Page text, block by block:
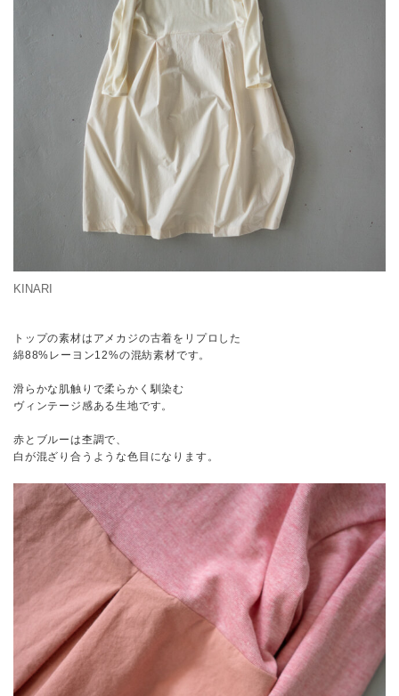
KINARI
トップの素材はアメカジの古着をリプロした
綿88%レーヨン12%の混紡素材です。
滑らかな肌触りで柔らかく馴染む
ヴィンテージ感ある生地です。
赤とブルーは杢調で、
白が混ざり合うような色目になります。